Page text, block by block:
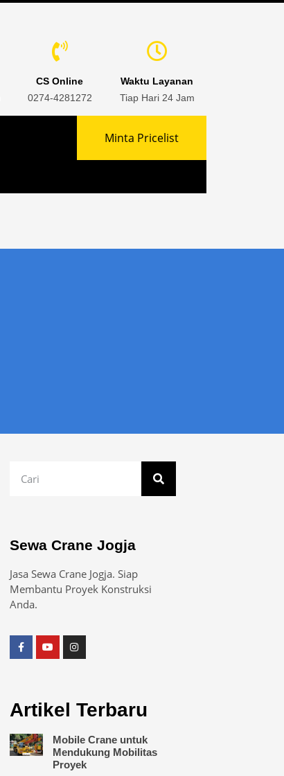
CS Online
0274-4281272
Waktu Layanan
Tiap Hari 24 Jam
Minta Pricelist
Sewa Crane Jogja
Jasa Sewa Crane Jogja. Siap
Membantu Proyek Konstruksi
Anda.
Artikel Terbaru
Mobile Crane untuk
Mendukung Mobilitas
Proyek